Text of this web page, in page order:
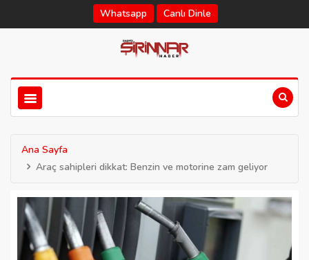
Whatsapp Canlı Dinle
Ana Sayfa
Araç sahipleri dikkat: Benzin ve motorine zam geliyor